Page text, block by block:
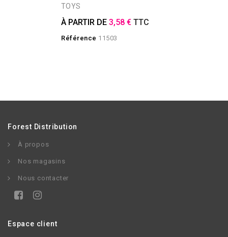
TOYS
À PARTIR DE3,58 € TTC
Référence 11503
Forest Distribution
À propos
Nos magasins
Nous contacter
Espace client